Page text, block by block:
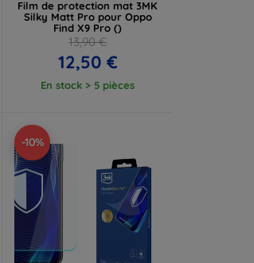
Film de protection mat 3MK
Silky Matt Pro pour Oppo
Find X9 Pro ()
13,90 €
12,50 €
En stock > 5 pièces
-10%